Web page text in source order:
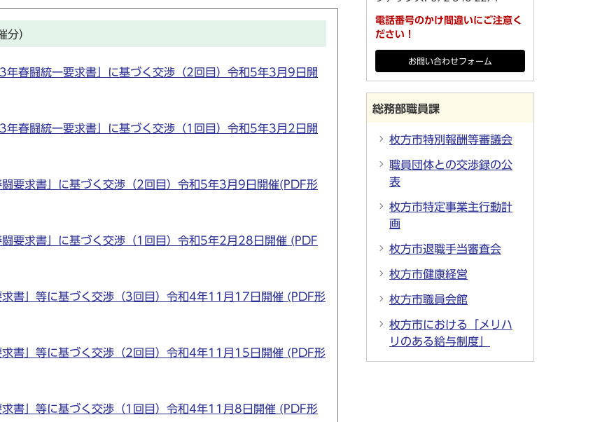
分）
春闘統一要求書」に基づく交渉（2回目）令和5年3月9日開
春闘統一要求書」に基づく交渉（1回目）令和5年3月2日開
要求書」に基づく交渉（2回目）令和5年3月9日開催(PDF形
要求書」に基づく交渉（1回目）令和5年2月28日開催 (PDF
書」等に基づく交渉（3回目）令和4年11月17日開催 (PDF形
書」等に基づく交渉（2回目）令和4年11月15日開催 (PDF形
書」等に基づく交渉（1回目）令和4年11月8日開催 (PDF形
電話番号のかけ間違いにご注意く
ださい！
お問い合わせフォーム
総務部職員課
枚方市特別報酬等審議会
職員団体との交渉録の公
表
枚方市特定事業主行動計
画
枚方市退職手当審査会
枚方市健康経営
枚方市職員会館
枚方市における「メリハ
リのある給与制度」